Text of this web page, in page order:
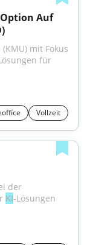
Auf
mit Fokus
für
Vollzeit
der
KI-Lösungen